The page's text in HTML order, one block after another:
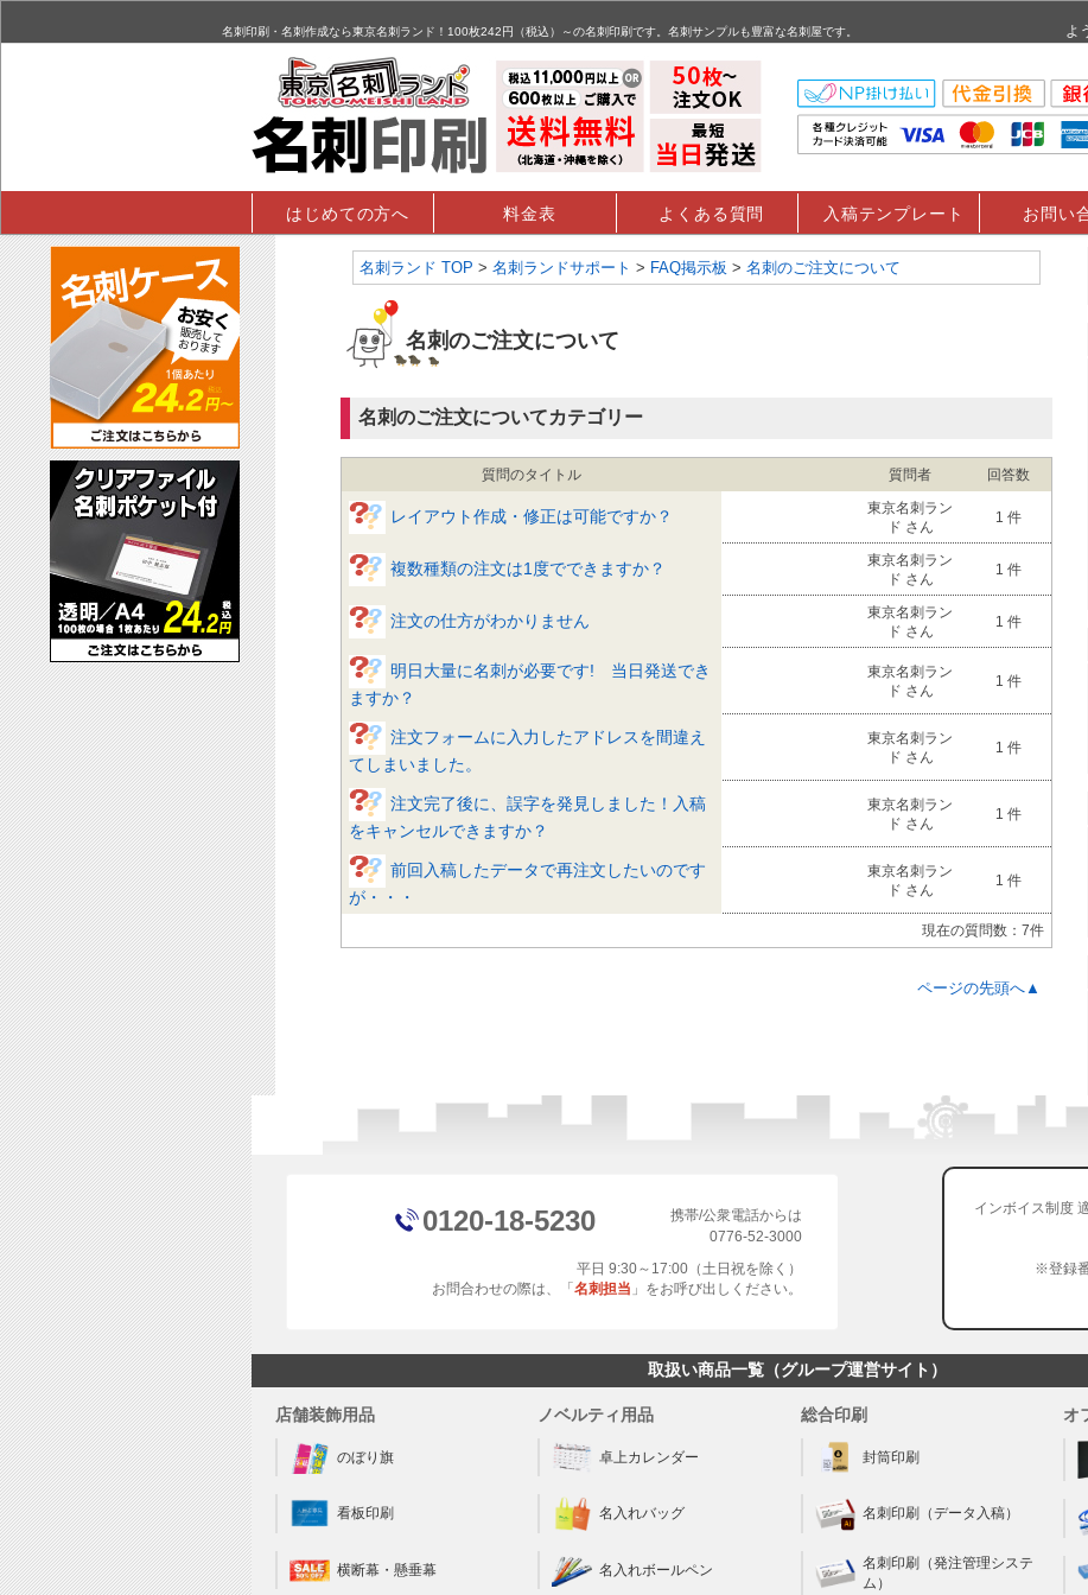
名刺印刷・名刺作成なら東京名刺ランド！100枚242円（税込）～の名刺印刷です。名刺サンプルも豊富な名刺屋です。
よ
はじめての方へ 料金表 よくある質問 入稿テンプレート お問い
名刺ランド TOP > 名刺ランドサポート > FAQ掲示板 > 名刺のご注文について
名刺のご注文について
名刺のご注文についてカテゴリー
質問のタイトル 質問者 回答数
レイアウト作成・修正は可能ですか？
東京名刺ラン
ド さん
1 件
複数種類の注文は1度でできますか？
東京名刺ラン
ド さん
1 件
注文の仕方がわかりません
東京名刺ラン
ド さん
1 件
明日大量に名刺が必要です! 当日発送でき
ますか？
東京名刺ラン
ド さん
1 件
注文フォームに入力したアドレスを間違え
てしまいました。
東京名刺ラン
ド さん
1 件
注文完了後に、誤字を発見しました！入稿
をキャンセルできますか？
東京名刺ラン
ド さん
1 件
前回入稿したデータで再注文したいのです
が・・・
東京名刺ラン
ド さん
1 件
現在の質問数：7件
ページの先頭へ▲
0120-18-5230
携帯/公衆電話からは
0776-52-3000
平日 9:30～17:00（土日祝を除く）
お問合わせの際は、「 名刺担当 」をお呼び出しください。
インボイス制度
※登録
取扱い商品一覧（グループ運営サイト）
店舗装飾用品
のぼり旗
看板印刷
横断幕・懸垂幕
ノベルティ用品
卓上カレンダー
名入れバッグ
名入れボールペン
総合印刷
封筒印刷
名刺印刷（データ入稿）
名刺印刷（発注管理システ
ム）
オ